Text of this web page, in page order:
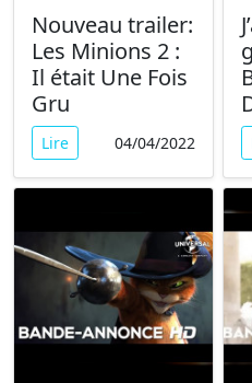
Nouveau trailer:
Les Minions 2 :
Il était Une Fois
Gru
Lire 04/04/2022